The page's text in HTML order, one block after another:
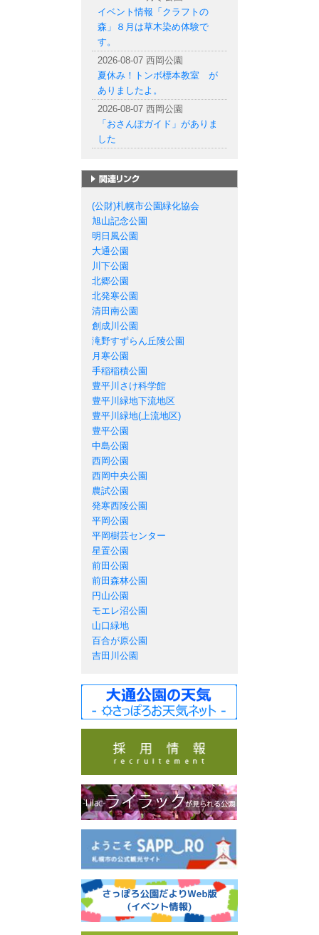
イベント情報「クラフトの
森」８月は草木染め体験で
す。
2026-08-07 西岡公園
夏休み！トンボ標本教室 が
ありましたよ。
2026-08-07 西岡公園
「おさんぽガイド」がありま
した
(公財)札幌市公園緑化協会
旭山記念公園
明日風公園
大通公園
川下公園
北郷公園
北発寒公園
清田南公園
創成川公園
滝野すずらん丘陵公園
月寒公園
手稲稲積公園
豊平川さけ科学館
豊平川緑地下流地区
豊平川緑地(上流地区)
豊平公園
中島公園
西岡公園
西岡中央公園
農試公園
発寒西陵公園
平岡公園
平岡樹芸センター
星置公園
前田公園
前田森林公園
円山公園
モエレ沼公園
山口緑地
百合が原公園
吉田川公園